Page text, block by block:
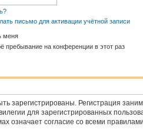
письмо для активации учётной записи
меня
пребывание на конференции в этот раз
зарегистрированы. Регистрация
для зарегистрированных
означает согласие со всеми правилами.